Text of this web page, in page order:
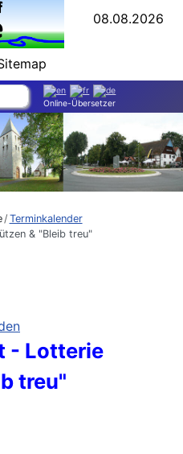
Online-Übersetzer
08.08.2026
Terminkalender
& "Bleib treu"
- Lotterie
treu"